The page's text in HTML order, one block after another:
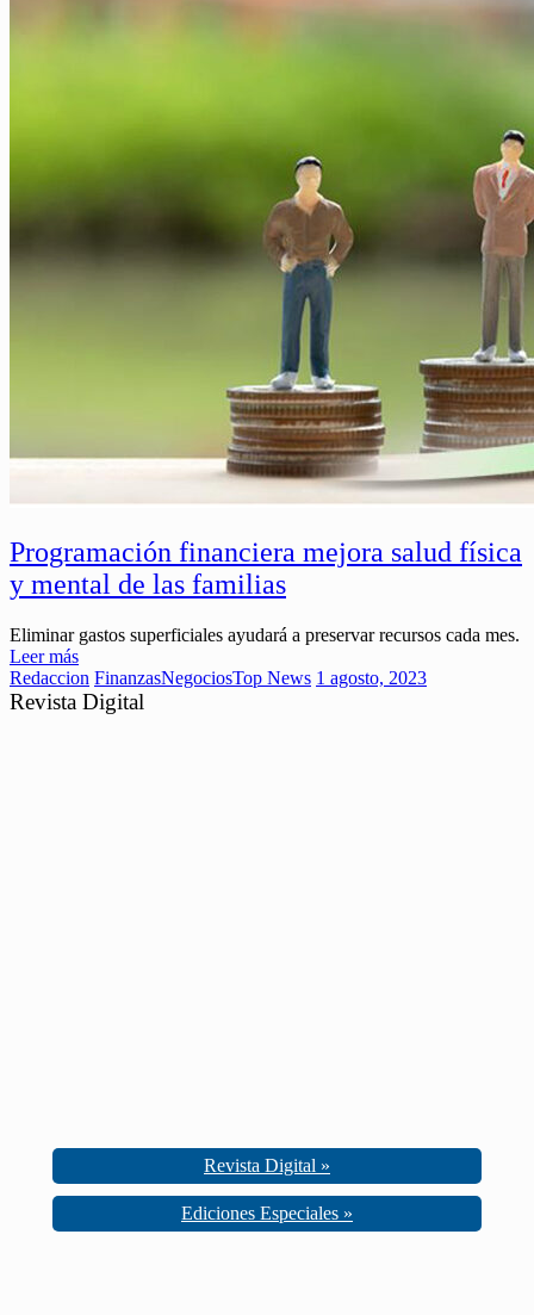
Programación financiera mejora salud física
y mental de las familias
Eliminar gastos superficiales ayudará a preservar recursos cada mes.
Leer más
Redaccion FinanzasNegociosTop News 1 agosto, 2023
Revista Digital
Revista Digital »
Ediciones Especiales »